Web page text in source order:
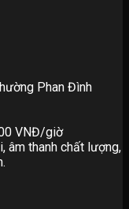
Phan Đình
VNĐ/giờ
âm thanh chất lượng,